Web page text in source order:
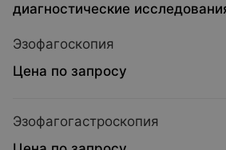
диагностические
Эзофагоскопия
Цена по запросу
Эзофагогастроскопия